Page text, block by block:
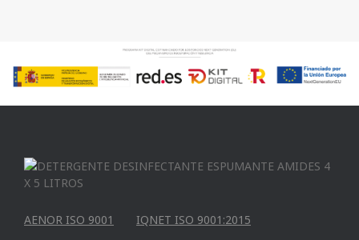
AENOR ISO 9001 IQNET ISO 9001:2015